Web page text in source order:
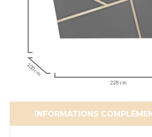
100 cm
228 cm
INFORMATIONS